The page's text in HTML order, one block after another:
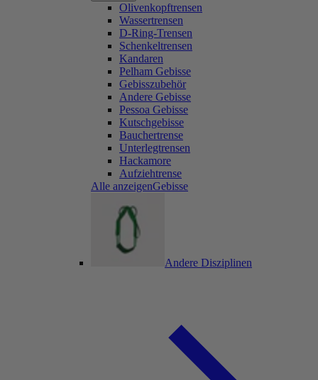
Olivenkopftrensen
Wassertrensen
D-Ring-Trensen
Schenkeltrensen
Kandaren
Pelham Gebisse
Gebisszubehör
Andere Gebisse
Pessoa Gebisse
Kutschgebisse
Bauchertrense
Unterlegtrensen
Hackamore
Aufziehtrense
Alle anzeigenGebisse
Andere Disziplinen